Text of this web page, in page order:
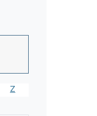
Z